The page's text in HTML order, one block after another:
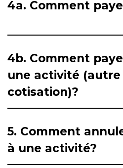
4a. Comment
4b. Comment
une activité (autre
cotisation)?
5. Comment
à une activité?